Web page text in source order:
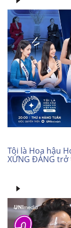
Tôi là Hoa hậu
XỨNG ĐÁNG trở